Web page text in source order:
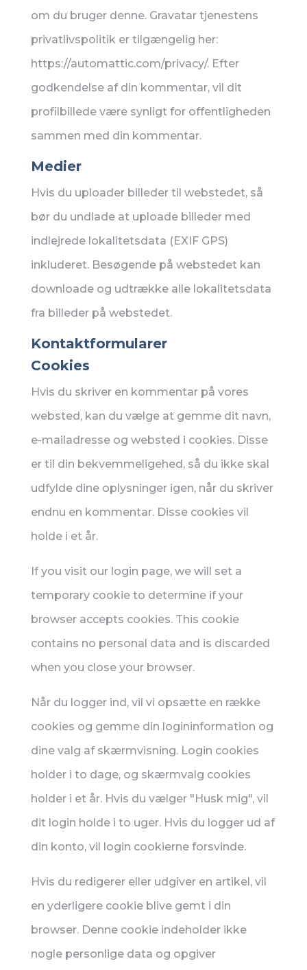
om du bruger denne. Gravatar tjenestens
privatlivspolitik er tilgængelig her:
https://automattic.com/privacy/. Efter
godkendelse af din kommentar, vil dit
profilbillede være synligt for offentligheden
sammen med din kommentar.
Medier
Hvis du uploader billeder til webstedet, så
bør du undlade at uploade billeder med
indlejrede lokalitetsdata (EXIF GPS)
inkluderet. Besøgende på webstedet kan
downloade og udtrække alle lokalitetsdata
fra billeder på webstedet.
Kontaktformularer
Cookies
Hvis du skriver en kommentar på vores
websted, kan du vælge at gemme dit navn,
e-mailadresse og websted i cookies. Disse
er til din bekvemmeligehed, så du ikke skal
udfylde dine oplysninger igen, når du skriver
endnu en kommentar. Disse cookies vil
holde i et år.
If you visit our login page, we will set a
temporary cookie to determine if your
browser accepts cookies. This cookie
contains no personal data and is discarded
when you close your browser.
Når du logger ind, vil vi opsætte en række
cookies og gemme din logininformation og
dine valg af skærmvisning. Login cookies
holder i to dage, og skærmvalg cookies
holder i et år. Hvis du vælger "Husk mig", vil
dit login holde i to uger. Hvis du logger ud af
din konto, vil login cookierne forsvinde.
Hvis du redigerer eller udgiver en artikel, vil
en yderligere cookie blive gemt i din
browser. Denne cookie indeholder ikke
nogle personlige data og opgiver